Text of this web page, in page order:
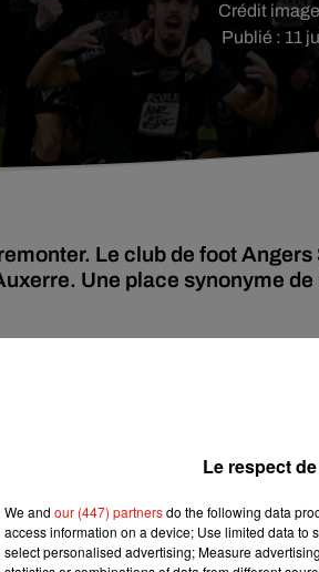
Publié : 11
Crédit
Le club de foot
Une place synonyme
bilan de
menée
Mais d’après Corentin Guillet,
a aussi eu d’autres points forts
forcément tout le temps au niveau,
saison. Il y a aussi eu deux ou trois
qui a fait une grosse saison. On a
on a réussi à être très forts. »
Le respect
We and our (447) partnersdo the following data
access information on a device; Use limited data
select personalised advertising; Measure